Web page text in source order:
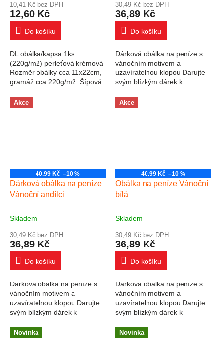
10,41 Kč bez DPH
12,60 Kč
Do košíku
DL obálka/kapsa 1ks
(220g/m2) perleťová krémová
Rozměr obálky cca 11x22cm,
gramáž cca 220g/m2. Šípová
klopa bez lepidla, pouze k
zasunutí do výřezu v obálce.
Místo...
30,49 Kč bez DPH
36,89 Kč
Do košíku
Dárková obálka na peníze s
vánočním motivem a
uzavíratelnou klopou Darujte
svým blízkým dárek k
Vánocům v podobě obálky na
peníze. Do obálky lze vložit
peníze nebo dárkový...
Akce
40,99 Kč –10 %
Dárková obálka na peníze
Vánoční andílci
Skladem
30,49 Kč bez DPH
36,89 Kč
Do košíku
Dárková obálka na peníze s
vánočním motivem a
uzavíratelnou klopou Darujte
svým blízkým dárek k
Vánocům v podobě obálky na
peníze. Do obálky lze vložit
peníze nebo dárkový...
Akce
40,99 Kč –10 %
Obálka na peníze Vánoční
bílá
Skladem
30,49 Kč bez DPH
36,89 Kč
Do košíku
Dárková obálka na peníze s
vánočním motivem a
uzavíratelnou klopou Darujte
svým blízkým dárek k
Vánocům v podobě obálky na
peníze. Do obálky lze vložit
peníze nebo dárkový...
Novinka Novinka